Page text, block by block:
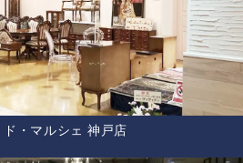
ド・マルシェ 神戸店